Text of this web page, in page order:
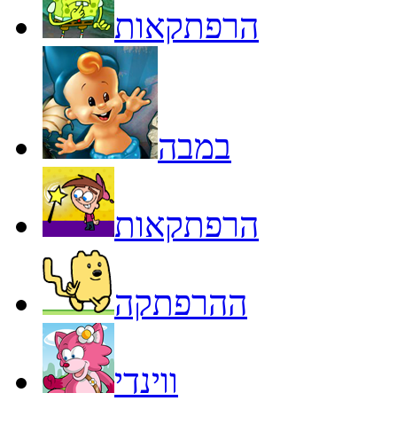
הרפתקאות
במבה
הרפתקאות
ההרפתקה
ווינדי